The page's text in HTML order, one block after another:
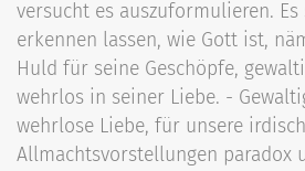
versucht es auszuformulieren. Es
erkennen lassen, wie Gott ist,
Huld für seine Geschöpfe,
wehrlos in seiner Liebe. -
wehrlose Liebe, für unsere
Allmachtsvorstellungen paradox